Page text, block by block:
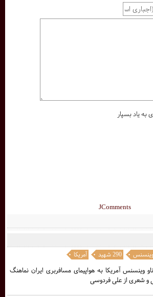
وینسنس آمریکا به هواپیمای مسافربری ایران نماهنگ
و شعری از علی فردوسی
290 شهید آمریکا
به یاد بسپار
JComments